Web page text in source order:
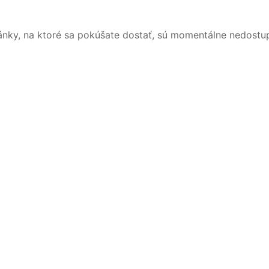
na ktoré sa pokúšate dostať, sú momentálne